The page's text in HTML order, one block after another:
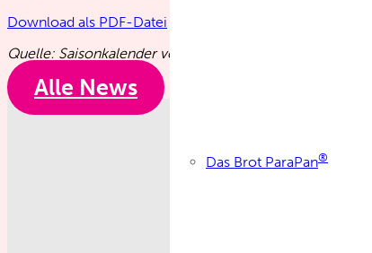
Das Brot ParaPan®
Download als PDF-Datei
Quelle: Saisonkalender von «Schweizer Bäuerinnen und
Alle News